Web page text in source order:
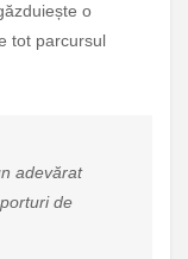
o
tot parcursul
adevărat
de